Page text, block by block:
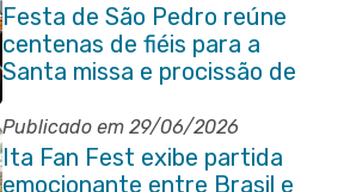
Festa de São Pedro reúne
centenas de fiéis para a
Santa missa e procissão de
encerramento e shows
Publicado em 29/06/2026
Ita Fan Fest exibe partida
emocionante entre Brasil e